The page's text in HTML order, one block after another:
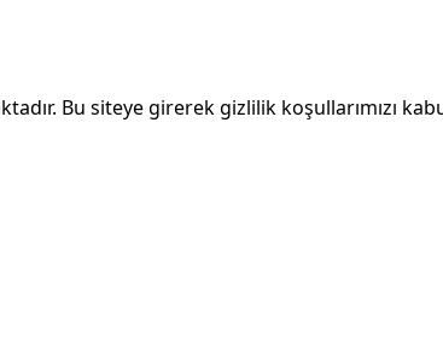
Bu siteye girerek gizlilik koşullarımızı